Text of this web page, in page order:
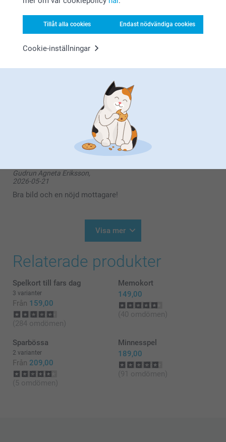
Tillåt alla cookies Endast nödvändiga cookies
Cookie-inställningar
Hej Ing-Britt,
Stort tack för ⭐️⭐️⭐️⭐️⭐️ och omdöme av våra pussel.
Tack för att du valt att beställa från oss. 💕
Varma hälsningar
Kurt Emtman,
2026-06-09
Bra kvalitet
Tack för din fina återkoppling. Vad roligt att höra att
bilden blev som du tänkt dig och att du är nöjd.
Vi hoppas att få välkomna dig tillbaka snart igen
Miia @smartphoto
Gudrun Agneta Eriksson,
2026-05-21
Bra bild och en nöjd mottagare!
Visa mer
Relaterade produkter
Spelkort till fars dag
3 varianter
Från 159,00
(284 omdömen)
Memokort
149,00
(40 omdömen)
Sparbössa
2 varianter
Från 209,00
(5 omdömen)
Minnesspel
189,00
(91 omdömen)